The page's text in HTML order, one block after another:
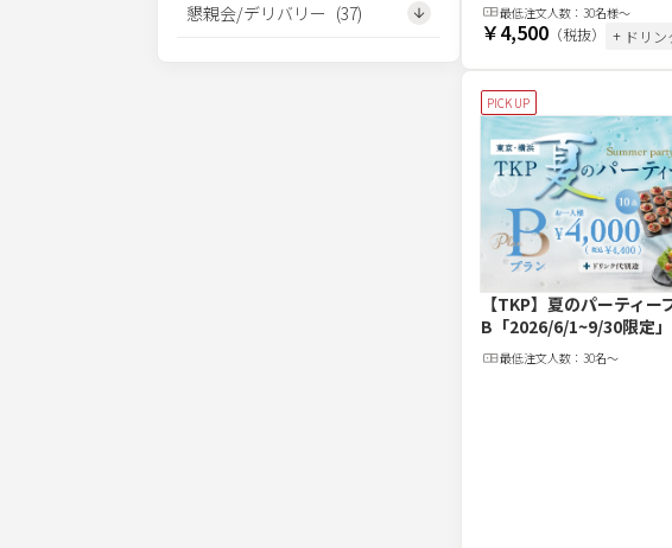
懇親会/デリバリー (37) 最低注文人数： 30名様～
￥4,500 （税抜） + ドリン
PICK UP
【TKP】夏のパーティー
B 「2026/6/1~9/30限定」
最低注文人数： 30名〜